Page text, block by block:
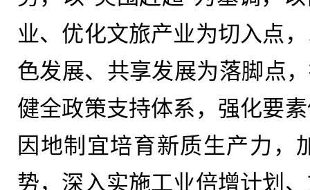
业、优化文旅产业为切入点
色发展、共享发展为落脚点
健全政策支持体系，强化要
因地制宜培育新质生产力，
势，深入实施工业倍增计划